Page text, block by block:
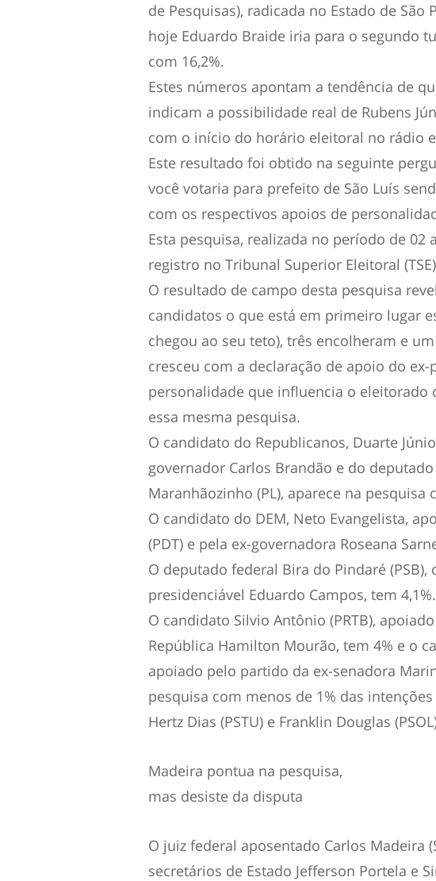
de Pesquisas), radicada no Estado de São
hoje Eduardo Braide iria para o segundo
com 16,2%.
Estes números apontam a tendência de
indicam a possibilidade real de Rubens
com o início do horário eleitoral no rádio
Este resultado foi obtido na seguinte
você votaria para prefeito de São Luís
com os respectivos apoios de
Esta pesquisa, realizada no período de 02
registro no Tribunal Superior Eleitoral
O resultado de campo desta pesquisa
candidatos o que está em primeiro lugar
chegou ao seu teto), três encolheram e
cresceu com a declaração de apoio do
personalidade que influencia o eleitorado
essa mesma pesquisa.
O candidato do Republicanos, Duarte
governador Carlos Brandão e do
Maranhãozinho (PL), aparece na pesquisa
O candidato do DEM, Neto Evangelista,
(PDT) e pela ex-governadora Roseana
O deputado federal Bira do Pindaré
presidenciável Eduardo Campos, tem 4,1%.
O candidato Silvio Antônio (PRTB),
República Hamilton Mourão, tem 4% e o
apoiado pelo partido da ex-senadora
pesquisa com menos de 1% das
Hertz Dias (PSTU) e Franklin Douglas
Madeira pontua na pesquisa,
mas desiste da disputa
O juiz federal aposentado Carlos Madeira
secretários de Estado Jefferson Portela e